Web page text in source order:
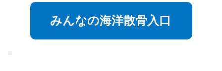
みんなの海洋散骨入口